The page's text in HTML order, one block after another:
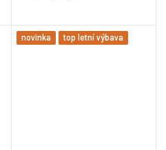
novinka top letní výbava